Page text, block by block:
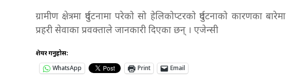
ग्रामीण क्षेत्रमा दुर्घटनामा परेको सो हेलिकोप्टरको दुर्घटनाको कारणका
प्रहरी सेवाका प्रवक्ताले जानकारी दिएका छन् । एजेन्सी
शेयर गर्नुहोस:
WhatsApp
Print Email